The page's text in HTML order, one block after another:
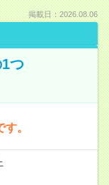
掲載日：2026.08.06
つ
。